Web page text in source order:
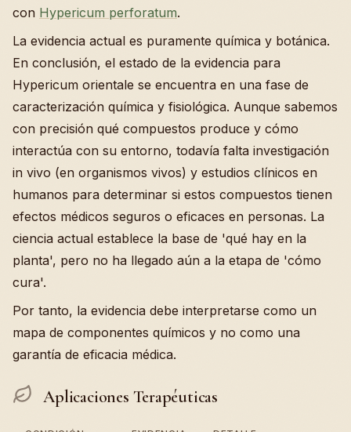
con Hypericum perforatum.
La evidencia actual es puramente química y botánica.
En conclusión, el estado de la evidencia para
Hypericum orientale se encuentra en una fase de
caracterización química y fisiológica. Aunque sabemos
con precisión qué compuestos produce y cómo
interactúa con su entorno, todavía falta investigación
in vivo (en organismos vivos) y estudios clínicos en
humanos para determinar si estos compuestos tienen
efectos médicos seguros o eficaces en personas. La
ciencia actual establece la base de 'qué hay en la
planta', pero no ha llegado aún a la etapa de 'cómo
cura'.
Por tanto, la evidencia debe interpretarse como un
mapa de componentes químicos y no como una
garantía de eficacia médica.
Aplicaciones Terapéuticas